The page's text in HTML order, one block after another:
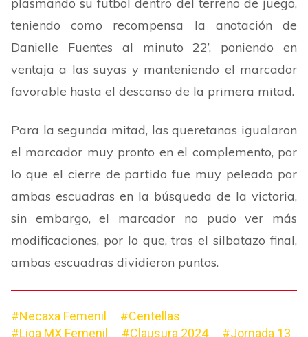
teniendo como recompensa la anotación de
Danielle Fuentes al minuto 22’, poniendo en
ventaja a las suyas y manteniendo el marcador
favorable hasta el descanso de la primera mitad.
Para la segunda mitad, las queretanas igualaron
el marcador muy pronto en el complemento, por
lo que el cierre de partido fue muy peleado por
ambas escuadras en la búsqueda de la victoria,
sin embargo, el marcador no pudo ver más
modificaciones, por lo que, tras el silbatazo final,
ambas escuadras dividieron puntos.
#Necaxa Femenil
#Centellas
#Liga MX Femenil
#Clausura 2024 #Jornada 13